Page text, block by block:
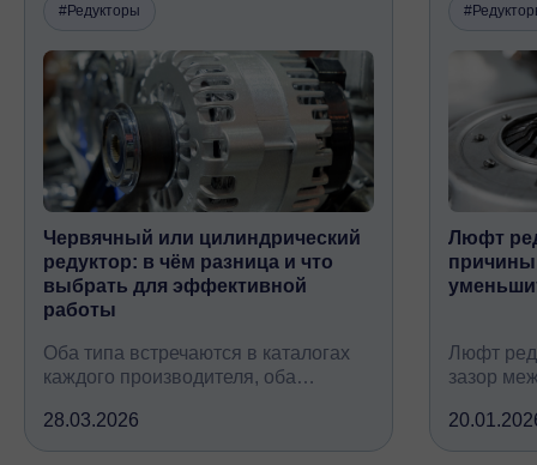
#Редукторы
Червячный или цилиндрический
редуктор: в чём разница и что
выбрать для эффективной
работы
Оба типа встречаются в каталогах
каждого производителя, оба
крутящий момент, но устроены
принципиально по-разному, при
28.03.2026
Люфт
Люфт
зазор
всех